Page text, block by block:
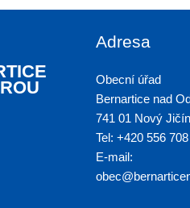
Adresa
Obecní úřad
Bernartice nad
741 01 Nový Jičín
Tel: +420 556
E-mail: